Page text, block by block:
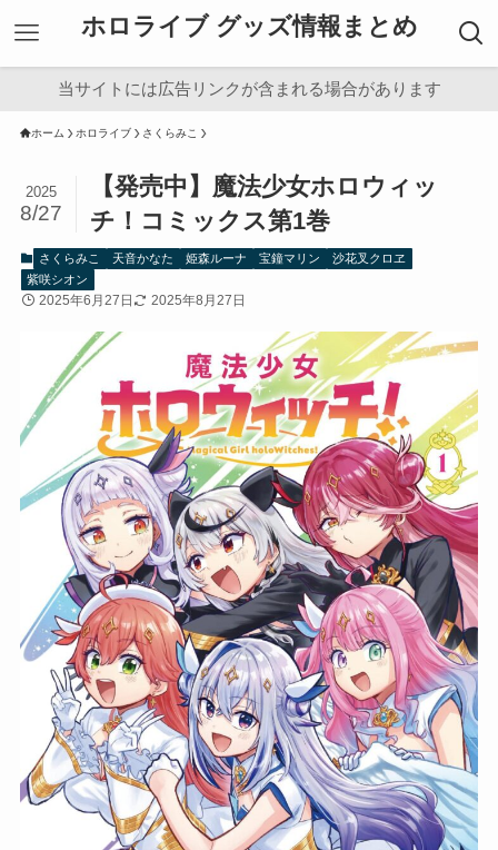
ホロライブ グッズ情報まとめ
当サイトには広告リンクが含まれる場合があります
ホーム ホロライブ さくらみこ
【発売中】魔法少女ホロウィッ
チ！コミックス第1巻
2025
8/27
さくらみこ 天音かなた 姫森ルーナ 宝鐘マリン
沙花叉クロヱ
紫咲シオン
2025年6月27日 2025年8月27日